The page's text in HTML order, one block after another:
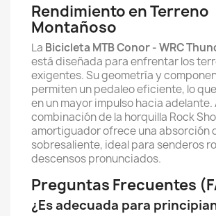
Rendimiento en Terreno
Montañoso
La Bicicleta MTB Conor - WRC
está diseñada para enfrentar los
exigentes. Su geometría y
permiten un pedaleo eficiente, lo
en un mayor impulso hacia adelante.
combinación de la horquilla Rock
amortiguador ofrece una absorción
sobresaliente, ideal para senderos
descensos pronunciados.
Preguntas Frecuentes
¿Es adecuada para